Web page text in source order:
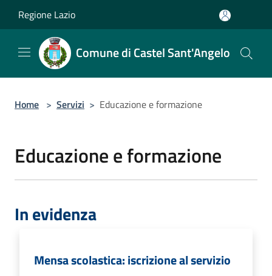
Regione Lazio
Comune di Castel Sant'Angelo
Home > Servizi > Educazione e formazione
Educazione e formazione
In evidenza
Mensa scolastica: iscrizione al servizio